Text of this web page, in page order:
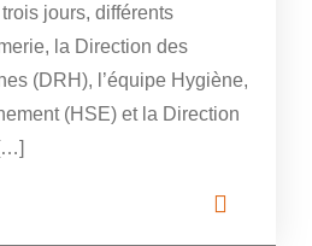
jours, différents
la Direction des
(DRH), l’équipe Hygiène,
(HSE) et la Direction